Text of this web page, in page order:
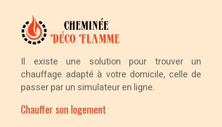
Il existe une solution pour trouver un
chauffage adapté à votre domicile, celle de
passer par un simulateur en ligne.
Chauffer son logement